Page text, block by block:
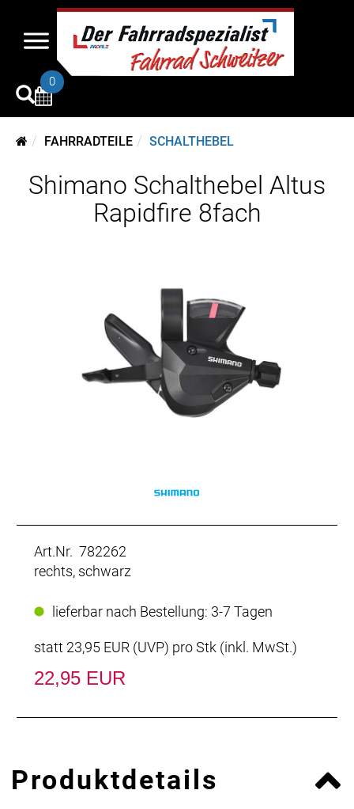
0
FAHRRADTEILE SCHALTHEBEL
Shimano Schalthebel Altus
Rapidfire 8fach
Art.Nr. 782262
rechts, schwarz
lieferbar nach Bestellung: 3-7 Tagen
statt 23,95 EUR (UVP) pro Stk (inkl. MwSt.)
22,95 EUR
Produktdetails